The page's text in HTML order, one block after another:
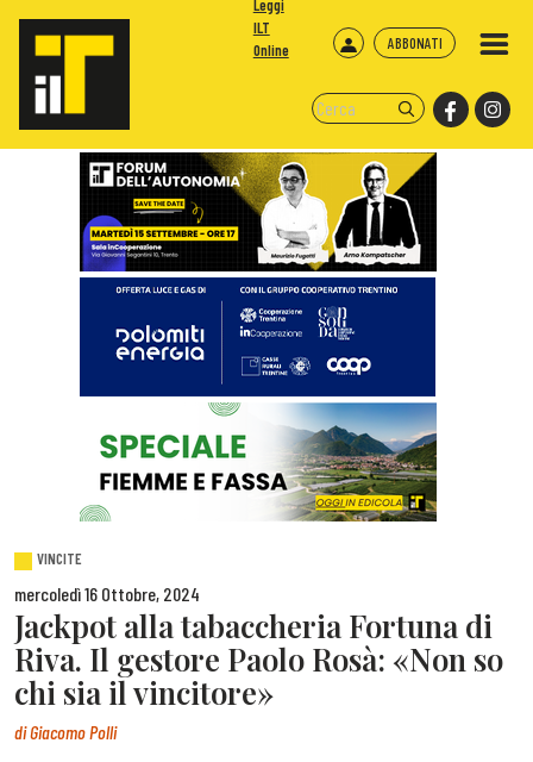
ABBONATI
Leggi
ILT
Online
VINCITE
mercoledì 16 Ottobre, 2024
Jackpot alla tabaccheria Fortuna di
Riva. Il gestore Paolo Rosà: «Non so
chi sia il vincitore»
diGiacomo Polli